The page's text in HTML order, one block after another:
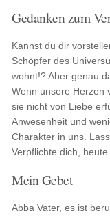
Gedanken zum
Kannst du dir
Schöpfer des
wohnt!? Aber genau
Wenn unsere Herzen
sie nicht von Liebe
Anwesenheit und
Charakter in uns.
Verpflichte dich,
Mein Gebet
Abba Vater, es ist